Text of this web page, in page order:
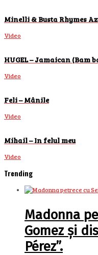
Minelli & Busta Rhymes
Video
HUGEL – Jamaican (Bam
Video
Feli – Mânile
Video
Mihail – In felul meu
Video
Trending
Madonna
Gomez și
Pérez”.